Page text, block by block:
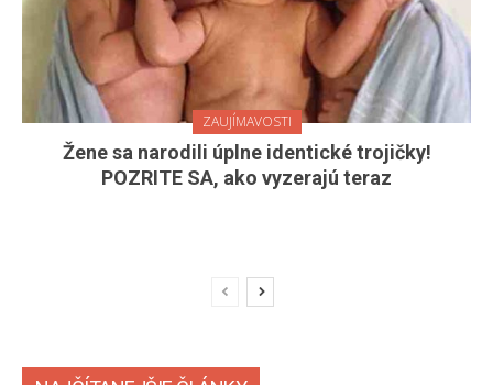
ZAUJÍMAVOSTI
Žene sa narodili úplne identické trojičky!
POZRITE SA, ako vyzerajú teraz